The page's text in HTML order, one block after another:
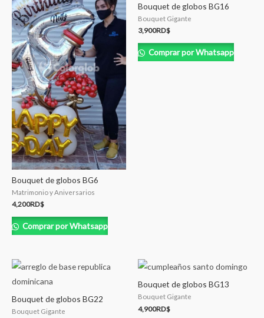
Bouquet de globos BG6
Matrimonio y Aniversarios
4,200RD$
Comprar por Whatsapp
Bouquet de globos BG16
Bouquet Gigante
3,900RD$
Comprar por Whatsapp
Bouquet de globos BG22
Bouquet Gigante
Bouquet de globos BG13
Bouquet Gigante
4,900RD$